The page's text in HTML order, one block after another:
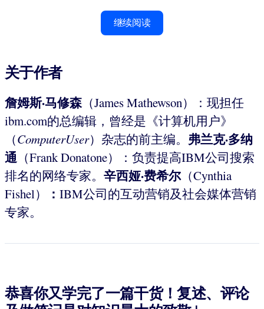
继续阅读
关于作者
詹姆斯·马修森（James Mathewson）：现担任
ibm.com的总编辑，曾经是《计算机用户》
（ComputerUser）杂志的前主编。 弗兰克·多纳
通 （Frank Donatone）：负责提高IBM公司搜索
排名的网络专家。 辛西娅·费希尔（Cynthia
Fishel）
： IBM公司的互动营销及社会媒体营销
专家。
恭喜你又学完了一篇干货！复述、评论